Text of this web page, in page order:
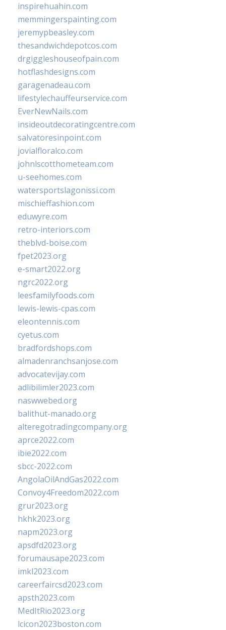
inspirehuahin.com
memmingerspainting.com
jeremypbeasley.com
thesandwichdepotcos.com
drgiggleshouseofpain.com
hotflashdesigns.com
garagenadeau.com
lifestylechauffeurservice.com
EverNewNails.com
insideoutdecoratingcentre.com
salvatoresinpoint.com
jovialfloralco.com
johnlscotthometeam.com
u-seehomes.com
watersportslagonissi.com
mischieffashion.com
eduwyre.com
retro-interiors.com
theblvd-boise.com
fpet2023.org
e-smart2022.org
ngrc2022.org
leesfamilyfoods.com
lewis-lewis-cpas.com
eleontennis.com
cyetus.com
bradfordshops.com
almadenranchsanjose.com
advocatevijay.com
adlibilimler2023.com
naswwebed.org
balithut-manado.org
alteregotradingcompany.org
aprce2022.com
ibie2022.com
sbcc-2022.com
AngolaOilAndGas2022.com
Convoy4Freedom2022.com
grur2023.org
hkhk2023.org
napm2023.org
apsdfd2023.org
forumausape2023.com
imkl2023.com
careerfaircsd2023.com
apsth2023.com
MedItRio2023.org
lcicon2023boston.com